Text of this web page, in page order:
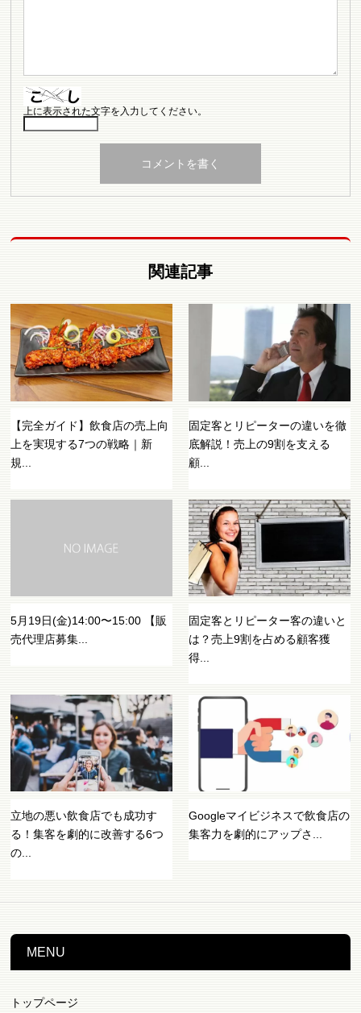
上に表示された文字を入力してください。
関連記事
【完全ガイド】飲食店の売上向
上を実現する7つの戦略｜新
規...
固定客とリピーターの違いを徹
底解説！売上の9割を支える
顧...
5月19日(金)14:00〜15:00 【販
売代理店募集...
固定客とリピーター客の違いと
は？売上9割を占める顧客獲
得...
立地の悪い飲食店でも成功す
る！集客を劇的に改善する6つ
の...
Googleマイビジネスで飲食店の
集客力を劇的にアップさ...
MENU
トップページ